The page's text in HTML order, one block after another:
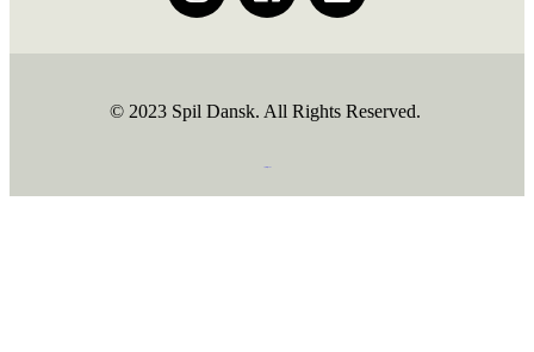
© 2023 Spil Dansk. All Rights Reserved.